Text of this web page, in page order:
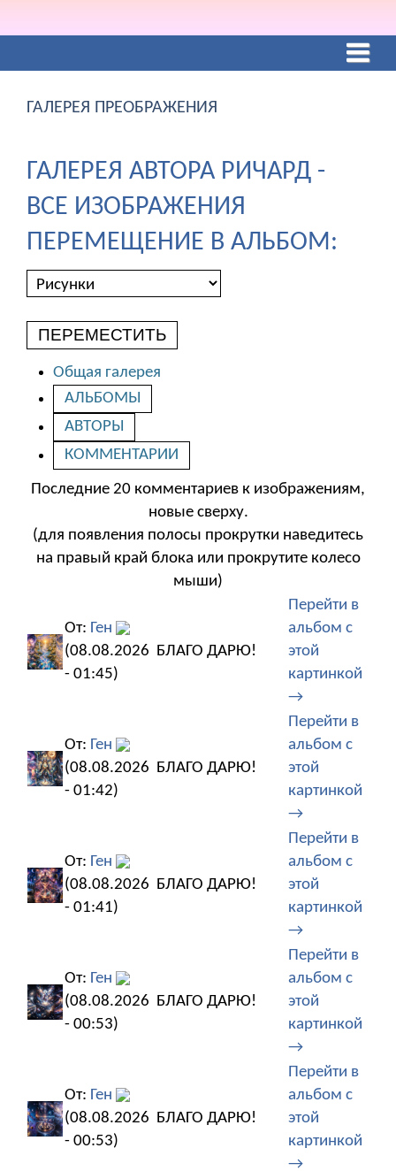
ГАЛЕРЕЯ ПРЕОБРАЖЕНИЯ
ГАЛЕРЕЯ АВТОРА РИЧАРД -
ВСЕ ИЗОБРАЖЕНИЯ
ПЕРЕМЕЩЕНИЕ В АЛЬБОМ:
ПЕРЕМЕСТИТЬ
Общая галерея
АЛЬБОМЫ
АВТОРЫ
КОММЕНТАРИИ
Последние 20 комментариев к изображениям,
новые сверху.
(для появления полосы прокрутки наведитесь
на правый край блока или прокрутите колесо
мыши)
От: Ген
(08.08.2026
- 01:45)
БЛАГО ДАРЮ!
Перейти в
альбом с
этой
картинкой
→
От: Ген
(08.08.2026
- 01:42)
БЛАГО ДАРЮ!
Перейти в
альбом с
этой
картинкой
→
От: Ген
(08.08.2026
- 01:41)
БЛАГО ДАРЮ!
Перейти в
альбом с
этой
картинкой
→
От: Ген
(08.08.2026
- 00:53)
БЛАГО ДАРЮ!
Перейти в
альбом с
этой
картинкой
→
От: Ген
(08.08.2026
- 00:53)
БЛАГО ДАРЮ!
Перейти в
альбом с
этой
картинкой
→